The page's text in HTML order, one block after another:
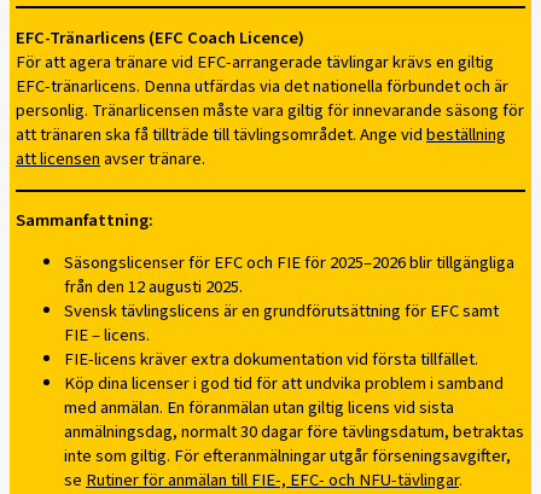
EFC-Tränarlicens (EFC Coach Licence)
För att agera tränare vid EFC-arrangerade tävlingar krävs en giltig
EFC-tränarlicens. Denna utfärdas via det nationella förbundet och är
personlig. Tränarlicensen måste vara giltig för innevarande säsong för
att tränaren ska få tillträde till tävlingsområdet. Ange vidbeställning
att licensenavser tränare.
Sammanfattning:
Säsongslicenser för EFC och FIE för 2025–2026 blir tillgängliga
från den 12 augusti 2025.
Svensk tävlingslicens är en grundförutsättning för EFC samt
FIE – licens.
FIE-licens kräver extra dokumentation vid första tillfället.
Köp dina licenser i god tid för att undvika problem i samband
med anmälan. En föranmälan utan giltig licens vid sista
anmälningsdag, normalt 30 dagar före tävlingsdatum, betraktas
inte som giltig. För efteranmälningar utgår förseningsavgifter,
se Rutiner för anmälan till FIE-, EFC- och NFU-tävlingar.